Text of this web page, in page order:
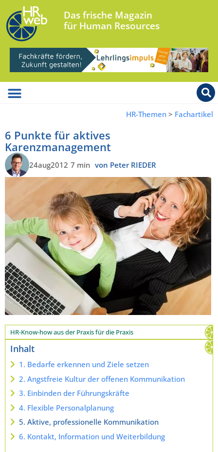
Das frische Magazin
für Human Resources
HR-Themen > Fachartikel
6 Punkte für aktives
Karenzmanagement
24aug2012 7 min von Peter RIEDER
HR-Know-how aus der Praxis für die Praxis
Inhalt
1. Bedarfe erkennen und Ziele setzen
2. Angstfreie Kultur der offenen Kommunikation
3. Einbinden der Führungskräfte
4. Flexible Personalplanung
5. Aktive, professionelle Kommunikation
6. Kontakt, Information und Weiterbildung